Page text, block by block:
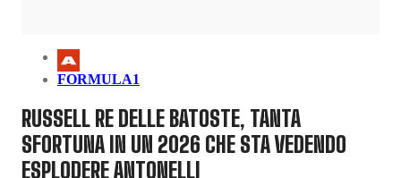
FORMULA1
RUSSELL RE DELLE BATOSTE, TANTA
SFORTUNA IN UN 2026 CHE STA VEDENDO
ESPLODERE ANTONELLI